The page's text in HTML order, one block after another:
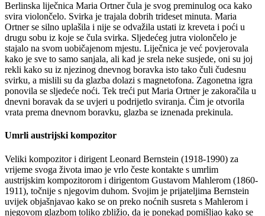
Berlinska liječnica Maria Ortner čula je svog preminulog oca kako
svira violončelo. Svirka je trajala dobrih trideset minuta. Maria
Ortner se silno uplašila i nije se odvažila ustati iz kreveta i poći u
drugu sobu iz koje se čula svirka. Sljedećeg jutra violončelo je
stajalo na svom uobičajenom mjestu. Liječnica je već povjerovala
kako je sve to samo sanjala, ali kad je srela neke susjede, oni su joj
rekli kako su iz njezinog dnevnog boravka isto tako čuli čudesnu
svirku, a mislili su da glazba dolazi s magnetofona. Zagonetna igra
ponovila se sljedeće noći. Tek treći put Maria Ortner je zakoračila u
dnevni boravak da se uvjeri u podrijetlo sviranja. Čim je otvorila
vrata prema dnevnom boravku, glazba se iznenada prekinula.
Umrli austrijski kompozitor
Veliki kompozitor i dirigent Leonard Bernstein (1918-1990) za
vrijeme svoga života imao je vrlo česte kontakte s umrlim
austrijskim kompozitorom i dirigentom Gustavom Mahlerom (1860-
1911), točnije s njegovim duhom. Svojim je prijateljima Bernstein
uvijek objašnjavao kako se on preko noćnih susreta s Mahlerom i
njegovom glazbom toliko zbližio, da je ponekad pomišljao kako se